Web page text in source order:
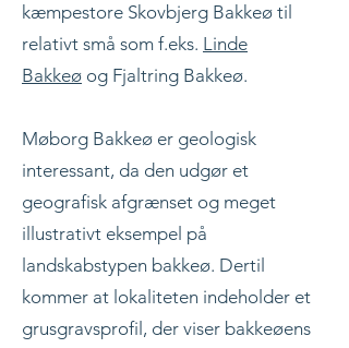
kæmpestore Skovbjerg Bakkeø til
relativt små som f.eks. Linde
Bakkeø og Fjaltring Bakkeø.
Møborg Bakkeø er geologisk
interessant, da den udgør et
geografisk afgrænset og meget
illustrativt eksempel på
landskabstypen bakkeø. Dertil
kommer at lokaliteten indeholder et
grusgravsprofil, der viser bakkeøens